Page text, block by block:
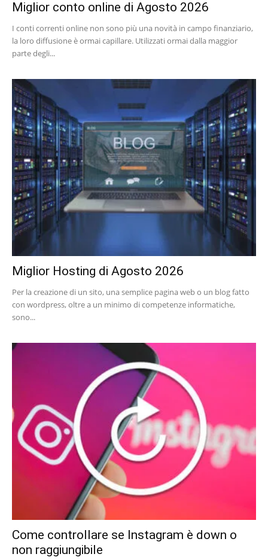
Miglior conto online di Agosto 2026
I conti correnti online non sono più una novità in campo finanziario,
la loro diffusione è ormai capillare. Utilizzati ormai dalla maggior
parte degli...
Miglior Hosting di Agosto 2026
Per la creazione di un sito, una semplice pagina web o un blog fatto
con wordpress, oltre a un minimo di competenze informatiche,
sono...
Come controllare se Instagram è down o
non raggiungibile